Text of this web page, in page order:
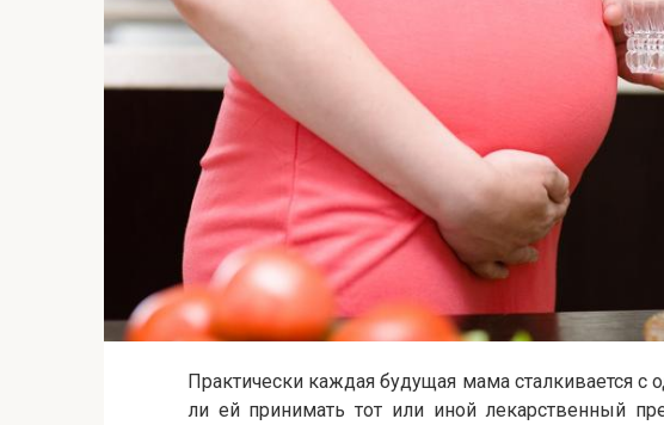
Практически каждая будущая мама сталкивается
ли ей принимать тот или иной лекарственный